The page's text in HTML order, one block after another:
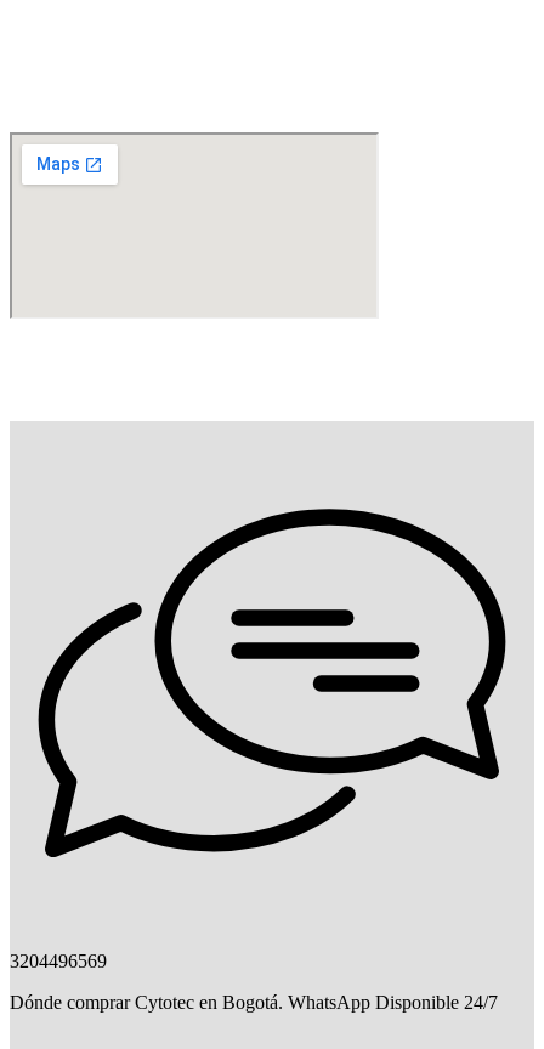
3204496569
Dónde comprar Cytotec en Bogotá. WhatsApp Disponible 24/7